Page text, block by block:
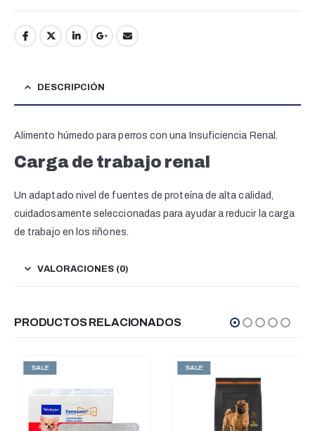
DESCRIPCIÓN
Alimento húmedo para perros con una Insuficiencia Renal.
Carga de trabajo renal
Un adaptado nivel de fuentes de proteína de alta calidad,
cuidadosamente seleccionadas para ayudar a reducir la carga
de trabajo en los riñones.
VALORACIONES (0)
PRODUCTOS RELACIONADOS
SALE SALE